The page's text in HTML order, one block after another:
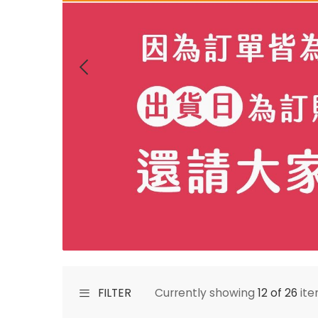
FILTER Currently showing 12 of 26